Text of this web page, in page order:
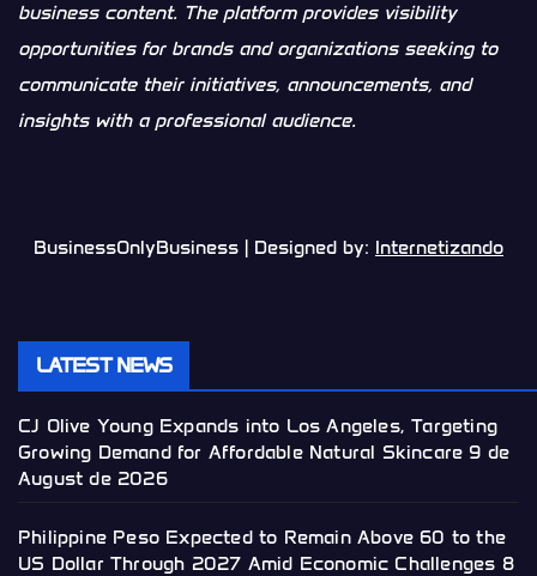
business content. The platform provides visibility
opportunities for brands and organizations seeking to
communicate their initiatives, announcements, and
insights with a professional audience.
BusinessOnlyBusiness | Designed by: Internetizando
LATEST NEWS
CJ Olive Young Expands into Los Angeles, Targeting
Growing Demand for Affordable Natural Skincare 9 de
August de 2026
Philippine Peso Expected to Remain Above 60 to the
US Dollar Through 2027 Amid Economic Challenges 8